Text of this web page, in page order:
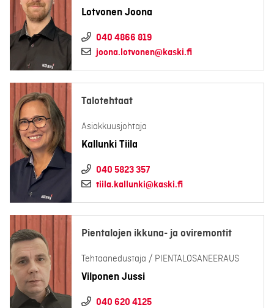
Lotvonen Joona
040 4866 819
joona.lotvonen@kaski.fi
Talotehtaat
Asiakkuusjohtaja
Kallunki Tiila
040 5823 357
tiila.kallunki@kaski.fi
Pientalojen ikkuna- ja oviremontit
Tehtaanedustaja / PIENTALOSANEERAUS
Vilponen Jussi
040 620 4125